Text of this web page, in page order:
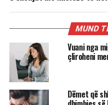
MUND
Vuani nga
çliroheni
Dëmet që